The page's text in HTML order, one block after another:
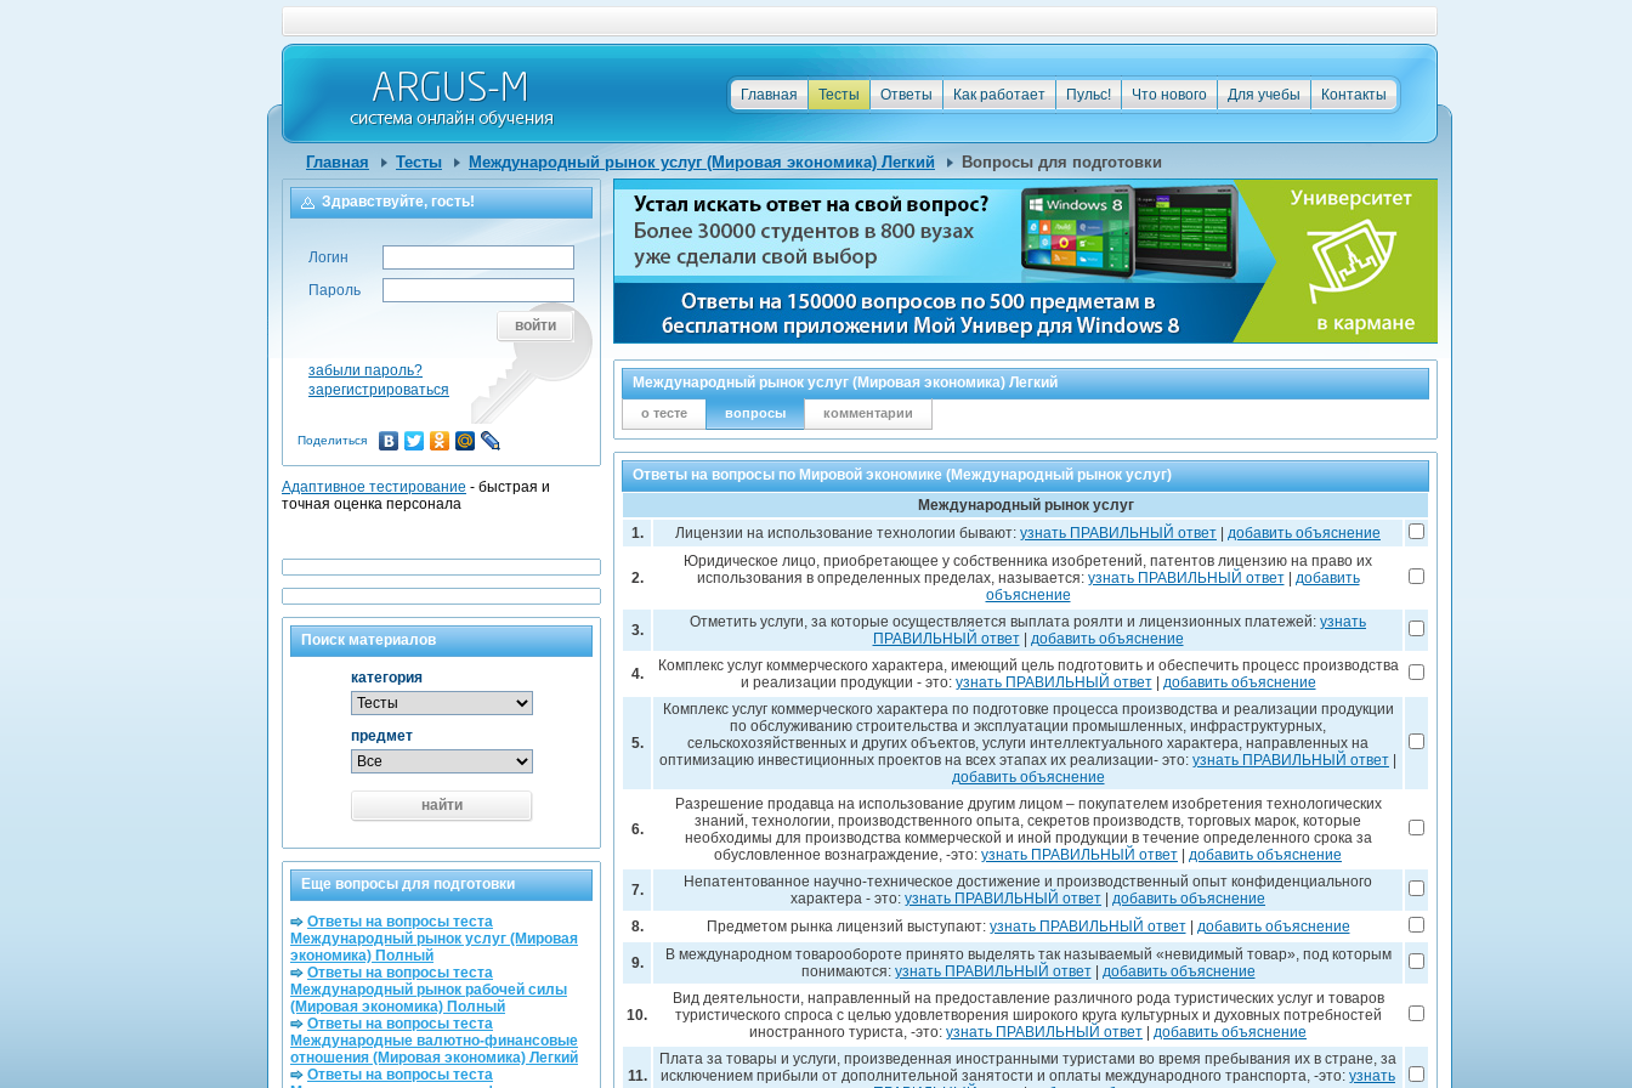
Контакты
Для учебы
Что нового
Пульс!
Как работает
Ответы
Тесты
Главная
Главная Тесты Международный рынок услуг (Мировая экономика) Легкий Вопросы для подготовки
Международный рынок услуг (Мировая экономика) Легкий
о тесте вопросы комментарии
Ответы на вопросы по Мировой экономике (Международный рынок услуг)
Международный рынок услуг
1.
Лицензии на использование технологии бывают: узнать ПРАВИЛЬНЫЙ ответ добавить объяснение
2.
Юридическое лицо, приобретающее у собственника изобретений, патентов лицензию на право их
использования в определенных пределах, называется: узнать ПРАВИЛЬНЫЙ ответ| добавить
объяснение
3. Отметить услуги, за которые осуществляется выплата роялти и лицензионных платежей: узнать
ПРАВИЛЬНЫЙ ответ| добавить объяснение
4.
Комплекс услуг коммерческого характера, имеющий цель подготовить и обеспечить процесс производства
и реализации продукции - это: узнать ПРАВИЛЬНЫЙ ответ| добавить объяснение
5.
Комплекс услуг коммерческого характера по подготовке процесса производства и реализации продукции
по обслуживанию строительства и эксплуатации промышленных, инфраструктурных,
сельскохозяйственных и других объектов, услуги интеллектуального характера, направленных на
оптимизацию инвестиционных проектов на всех этапах их реализации- это: узнать ПРАВИЛЬНЫЙ ответ
добавить объяснение
6.
Разрешение продавца на использование другим лицом – покупателем изобретения технологических
знаний, технологии, производственного опыта, секретов производств, торговых марок, которые
необходимы для производства коммерческой и иной продукции в течение определенного срока за
обусловленное вознаграждение, -это: узнать ПРАВИЛЬНЫЙ ответ добавить объяснение
7.
Непатентованное научно-техническое достижение и производственный опыт конфиденциального
характера - это: узнать ПРАВИЛЬНЫЙ ответ
добавить объяснение
8.
Предметом рынка лицензий выступают: узнать ПРАВИЛЬНЫЙ ответ| добавить объяснение
9.
В международном товарообороте принято выделять так называемый «невидимый товар», под которым
понимаются: узнать ПРАВИЛЬНЫЙ ответ| добавить объяснение
10.
Вид деятельности, направленный на предоставление различного рода туристических услуг и товаров
туристического спроса с целью удовлетворения широкого круга культурных и духовных потребностей
иностранного туриста, -это: узнать ПРАВИЛЬНЫЙ ответ добавить объяснение
11.
Плата за товары и услуги, произведенная иностранными туристами во время пребывания их в стране, за
исключением прибыли от дополнительной занятости и оплаты международного транспорта, -это: узнать
Здравствуйте, гость!
Логин
Пароль
войти
забыли пароль?
зарегистрироваться
Поделиться
Адаптивное тестирование - быстрая и
точная оценка персонала
Поиск материалов
категория
предмет
найти
Еще вопросы для подготовки
Ответы на вопросы теста
Международный рынок услуг (Мировая
экономика) Полный
Ответы на вопросы теста
Международный рынок рабочей силы
(Мировая экономика) Полный
Ответы на вопросы теста
Международные валютно-финансовые
отношения (Мировая экономика) Легкий
Ответы на вопросы теста